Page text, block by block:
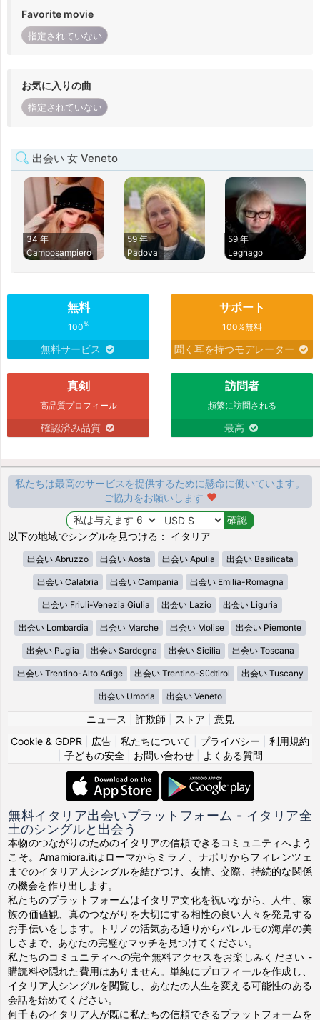
Favorite movie
指定されていない
お気に入りの曲
指定されていない
出会い 女 Veneto
34 年
Camposampiero
59 年
Padova
59 年
Legnago
無料
100%
無料サービス
サポート
100%無料
聞く耳を持つモデレーター
真剣
高品質プロフィール
確認済み品質
訪問者
頻繁に訪問される
最高
私たちは最高のサービスを提供するために懸命に働いています。
ご協力をお願いします
以下の地域でシングルを見つける： イタリア
出会い Abruzzo 出会い Aosta 出会い Apulia 出会い Basilicata
出会い Calabria 出会い Campania 出会い Emilia-Romagna
出会い Friuli-Venezia Giulia 出会い Lazio 出会い Liguria
出会い Lombardia 出会い Marche 出会い Molise 出会い Piemonte
出会い Puglia 出会い Sardegna 出会い Sicilia 出会い Toscana
出会い Trentino-Alto Adige 出会い Trentino-Südtirol 出会い Tuscany
出会い Umbria 出会い Veneto
ニュース 詐欺師 ストア
意見
Cookie & GDPR
広告 私たちについて プライバシー
利用規約
子どもの安全| お問い合わせ| よくある質問
無料イタリア出会いプラットフォーム - イタリア全
土のシングルと出会う
本物のつながりのためのイタリアの信頼できるコミュニティへよう
こそ。Amamiora.itはローマからミラノ、ナポリからフィレンツェ
までのイタリア人シングルを結びつけ、友情、交際、持続的な関係
の機会を作り出します。
私たちのプラットフォームはイタリア文化を祝いながら、人生、家
族の価値観、真のつながりを大切にする相性の良い人々を発見する
お手伝いをします。トリノの活気ある通りからパレルモの海岸の美
しさまで、あなたの完璧なマッチを見つけてください。
私たちのコミュニティへの完全無料アクセスをお楽しみください -
購読料や隠れた費用はありません。単純にプロフィールを作成し、
イタリア人シングルを閲覧し、あなたの人生を変える可能性のある
会話を始めてください。
何千ものイタリア人が既に私たちの信頼できるプラットフォームを